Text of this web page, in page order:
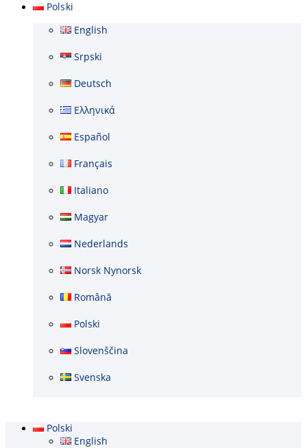
Polski
English
Srpski
Deutsch
Ελληνικά
Español
Français
Italiano
Magyar
Nederlands
Norsk Nynorsk
Română
Polski
Slovenščina
Svenska
Polski
English